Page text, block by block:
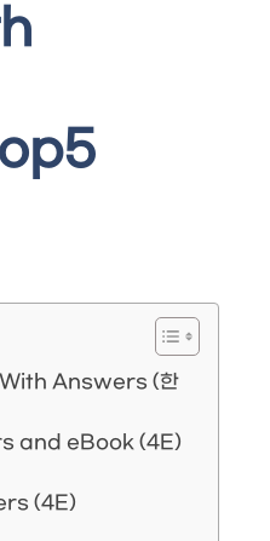
With Answers (한
and eBook (4E)
(4E)